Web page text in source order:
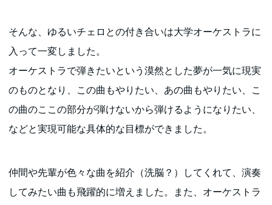
そんな、ゆるいチェロとの付き合いは大学オーケストラに
入って一変しました。
オーケストラで弾きたいという漠然とした夢が一気に現実
のものとなり、この曲もやりたい、あの曲もやりたい、こ
の曲のここの部分が弾けないから弾けるようになりたい、
などと実現可能な具体的な目標ができました。
仲間や先輩が色々な曲を紹介（洗脳？）してくれて、演奏
してみたい曲も飛躍的に増えました。また、オーケストラ